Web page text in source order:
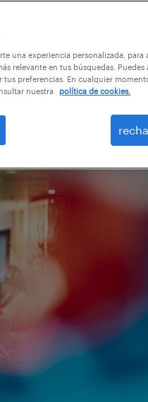
una experiencia personalizada,
relevante en tus búsquedas. Puedes
tus preferencias. En cualquier
nuestra
política de cookies.